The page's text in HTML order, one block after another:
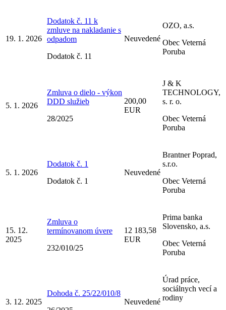
19. 1. 2026
Dodatok č. 11 k
zmluve na nakladanie s
odpadom
Dodatok č. 11
Neuvedené
OZO, a.s.
Obec Veterná
Poruba
5. 1. 2026
Zmluva o dielo - výkon
DDD služieb
28/2025
200,00
EUR
J & K
TECHNOLOGY,
s. r. o.
Obec Veterná
Poruba
5. 1. 2026
Dodatok č. 1
Dodatok č. 1
Neuvedené
Brantner Poprad,
s.r.o.
Obec Veterná
Poruba
15. 12.
2025
Zmluva o
termínovanom úvere
232/010/25
12 183,58
EUR
Prima banka
Slovensko, a.s.
Obec Veterná
Poruba
3. 12. 2025
Dohoda č. 25/22/010/8
Neuvedené
Úrad práce,
sociálnych vecí a
rodiny